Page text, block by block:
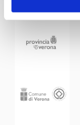
Con il patrocinio di